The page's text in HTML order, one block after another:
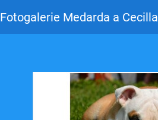
Fotogalerie Medarda a Cecilla